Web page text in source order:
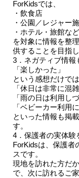
ForKidsでは、
・飲食店
・公園／レジャー
・ホテル・旅館な
を対象に情報を整
供することを目指し
3．ネガティブ情報
「楽しかった」
という感想だけでは
「休日は非常に混雑
「雨の日は利用しづ
「ベビーカー利用
といった情報も掲
す。
4．保護者の実体験
ForKidsは、保護者
スです。
現地を訪れた方だ
で、次に訪れるご